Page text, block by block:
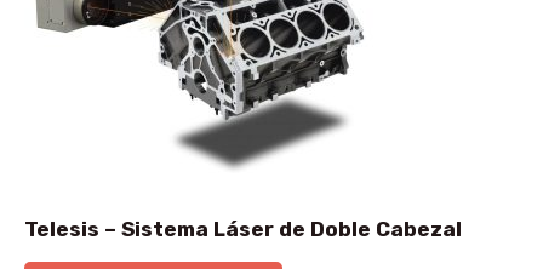
Telesis – Sistema Láser de Doble Cabezal